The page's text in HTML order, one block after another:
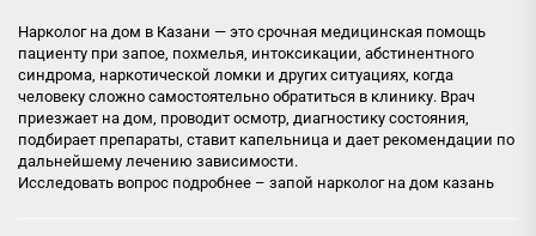
Нарколог на дом в Казани — это срочная медицинская помощь
пациенту при запое, похмелья, интоксикации, абстинентного
синдрома, наркотической ломки и других ситуациях, когда
человеку сложно самостоятельно обратиться в клинику. Врач
приезжает на дом, проводит осмотр, диагностику состояния,
подбирает препараты, ставит капельница и дает рекомендации по
дальнейшему лечению зависимости.
Исследовать вопрос подробнее – запой нарколог на дом казань